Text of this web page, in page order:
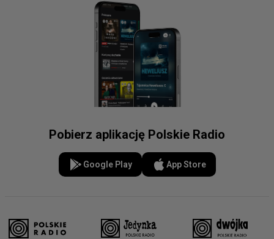
Pobierz aplikację Polskie Radio
Google Play App Store